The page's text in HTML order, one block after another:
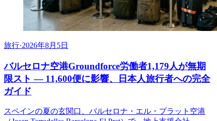
旅行·2026年8月5日
バルセロナ空港Groundforce労働者1,179人が無期
限スト ― 11,600便に影響、日本人旅行者への完全
ガイド
スペインの夏の玄関口、バルセロナ・エル・プラット空港